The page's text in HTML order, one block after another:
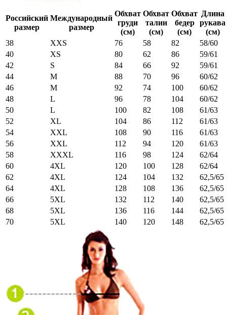
Российский
размер
Международный
размер
Обхват
груди
(см)
Обхват
талии
(см)
Обхват
бедер
(см)
Длина
рукава
(см)
38
XXS 76 58 82
58/60
40
XS 80 62 86
59/61
42
S 84 66 92
59/61
44
M 88 70 96
60/62
46
M 92 74 100
60/62
48
L 96 78 104
60/62
50
L 100 82 108
61/63
52
XL 104 86 112
61/63
54
XXL 108 90 116
61/63
56
XXL 112 94 120
61/63
58
XXXL 116 98 124
62/64
60
4XL 120 100 128
62/64
62
4XL 124 104 132
62,5/65
64
4XL 128 108 136
62,5/65
66
5XL 132 112 140
62,5/65
68
5XL 136 116 144
62,5/65
70
5XL 140 120 148 62,5/65